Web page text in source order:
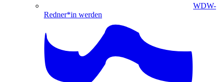
WDW-
Redner*in werden